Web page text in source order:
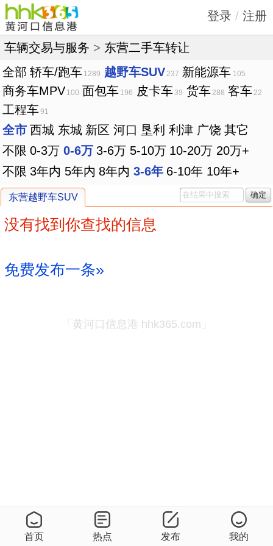
首页 热点 发布 我的
登录 / 注册
车辆交易与服务 > 东营二手车转让
全部 轿车/跑车 1289 越野车SUV 237 新能源车 105
商务车MPV 100 面包车 196 皮卡车39 货车 288 客车 22
工程车91
全市 西城 东城 新区 河口 垦利 利津 广饶 其它
不限 0-3万 0-6万 3-6万 5-10万 10-20万 20万+
不限 3年内 5年内 8年内 3-6年 6-10年 10年+
东营越野车SUV 确定
没有找到你查找的信息
免费发布一条»
「黄河口信息港 hhk365.com」